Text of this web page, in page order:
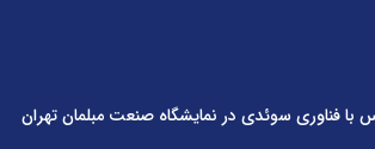
با فناوری سوئدی در نمایشگاه صنعت مبلمان تهران